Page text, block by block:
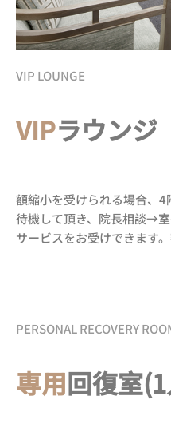
VIP LOUNGE
VIPラウンジ
額縮小を受けられる場合、
待機して頂き、院長相談→
サービスをお受けできます
PERSONAL RECOVERY
専用回復室